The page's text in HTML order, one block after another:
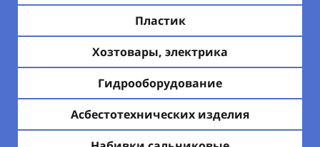
Пластик
Хозтовары, электрика
Гидрооборудование
Асбестотехнических изделия